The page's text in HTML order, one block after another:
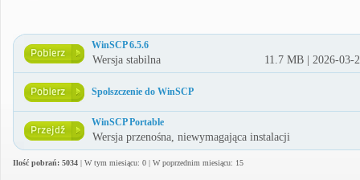
WinSCP 6.5.6
Wersja stabilna 11.7 MB | 2026-03-
Spolszczenie do WinSCP
WinSCP Portable
Wersja przenośna, niewymagająca instalacji
Ilość pobrań: 5034 | W tym miesiącu: 0 | W poprzednim miesiącu: 15